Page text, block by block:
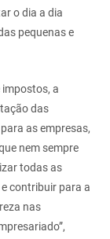
o dia a dia
pequenas e
impostos, a
das
as empresas,
nem sempre
todas as
contribuir para a
nas